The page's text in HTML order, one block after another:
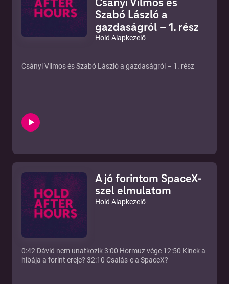
Szabó László a
gazdaságról – 1. rész
Hold Alapkezelő
Csányi Vilmos és Szabó László a gazdaságról – 1. rész
A jó forintom SpaceX-
szel elmulatom
Hold Alapkezelő
0:42 Dávid nem unatkozik 3:00 Hormuz vége 12:50 Kinek a
hibája a forint ereje? 32:10 Csalás-e a SpaceX?